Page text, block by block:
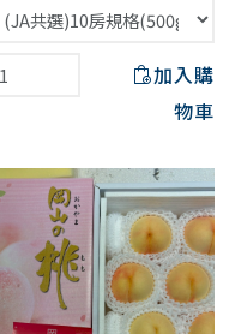
加入購
物車